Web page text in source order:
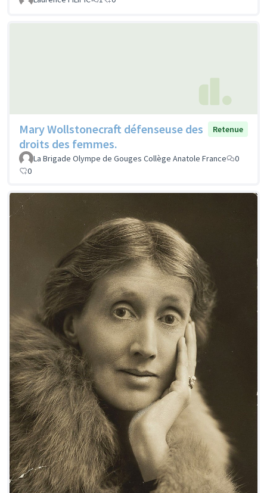
Mary Wollstonecraft défenseuse des
droits des femmes.
Retenue
La Brigade Olympe de Gouges Collège Anatole France
0
0